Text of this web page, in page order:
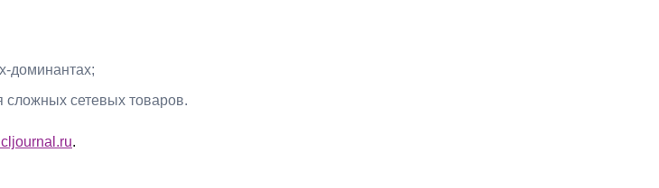
доминантах;
сетевых товаров.
.